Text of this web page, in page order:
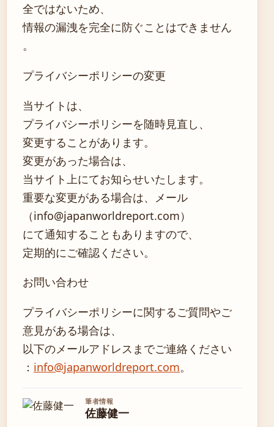
全ではないため、
情報の漏洩を完全に防ぐことはできません
。
プライバシーポリシーの変更
当サイトは、
プライバシーポリシーを随時見直し、
変更することがあります。
変更があった場合は、
当サイト上にてお知らせいたします。
重要な変更がある場合は、メール
（info@japanworldreport.com）
にて通知することもありますので、
定期的にご確認ください。
お問い合わせ
プライバシーポリシーに関するご質問やご
意見がある場合は、
以下のメールアドレスまでご連絡ください
： info@japanworldreport.com。
筆者情報
佐藤健一